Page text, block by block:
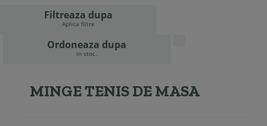
Filtreaza dupa
Aplica filtre
Ordoneaza dupa
In stoc.
MINGE TENIS DE MASA